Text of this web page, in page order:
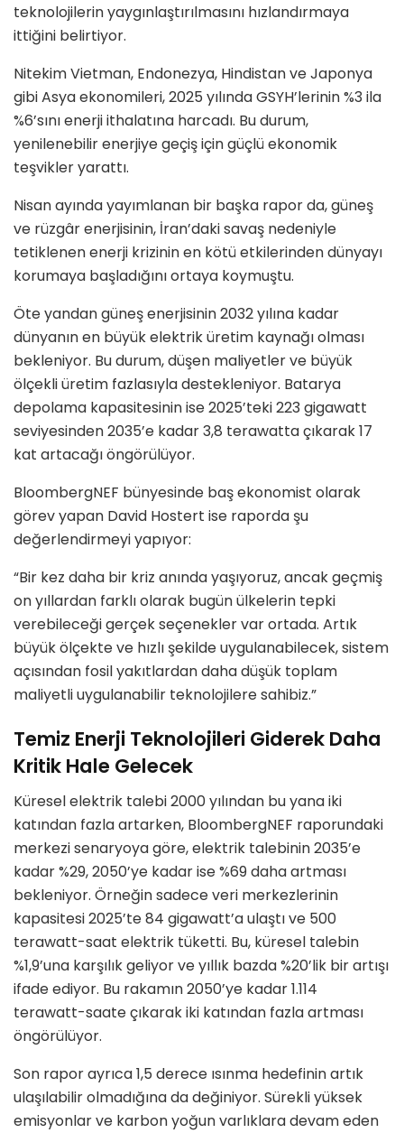
teknolojilerin yaygınlaştırılmasını hızlandırmaya
ittiğini belirtiyor.
Nitekim Vietman, Endonezya, Hindistan ve Japonya
gibi Asya ekonomileri, 2025 yılında GSYH’lerinin %3 ila
%6’sını enerji ithalatına harcadı. Bu durum,
yenilenebilir enerjiye geçiş için güçlü ekonomik
teşvikler yarattı.
Nisan ayında yayımlanan bir başka rapor da, güneş
ve rüzgâr enerjisinin, İran’daki savaş nedeniyle
tetiklenen enerji krizinin en kötü etkilerinden dünyayı
korumaya başladığını ortaya koymuştu.
Öte yandan güneş enerjisinin 2032 yılına kadar
dünyanın en büyük elektrik üretim kaynağı olması
bekleniyor. Bu durum, düşen maliyetler ve büyük
ölçekli üretim fazlasıyla destekleniyor. Batarya
depolama kapasitesinin ise 2025’teki 223 gigawatt
seviyesinden 2035’e kadar 3,8 terawatta çıkarak 17
kat artacağı öngörülüyor.
BloombergNEF bünyesinde baş ekonomist olarak
görev yapan David Hostert ise raporda şu
değerlendirmeyi yapıyor:
“Bir kez daha bir kriz anında yaşıyoruz, ancak geçmiş
on yıllardan farklı olarak bugün ülkelerin tepki
verebileceği gerçek seçenekler var ortada. Artık
büyük ölçekte ve hızlı şekilde uygulanabilecek, sistem
açısından fosil yakıtlardan daha düşük toplam
maliyetli uygulanabilir teknolojilere sahibiz.”
Temiz Enerji Teknolojileri Giderek Daha
Kritik Hale Gelecek
Küresel elektrik talebi 2000 yılından bu yana iki
katından fazla artarken, BloombergNEF raporundaki
merkezi senaryoya göre, elektrik talebinin 2035’e
kadar %29, 2050’ye kadar ise %69 daha artması
bekleniyor. Örneğin sadece veri merkezlerinin
kapasitesi 2025’te 84 gigawatt’a ulaştı ve 500
terawatt-saat elektrik tüketti. Bu, küresel talebin
%1,9’una karşılık geliyor ve yıllık bazda %20’lik bir artışı
ifade ediyor. Bu rakamın 2050’ye kadar 1.114
terawatt-saate çıkarak iki katından fazla artması
öngörülüyor.
Son rapor ayrıca 1,5 derece ısınma hedefinin artık
ulaşılabilir olmadığına da değiniyor. Sürekli yüksek
emisyonlar ve karbon yoğun varlıklara devam eden